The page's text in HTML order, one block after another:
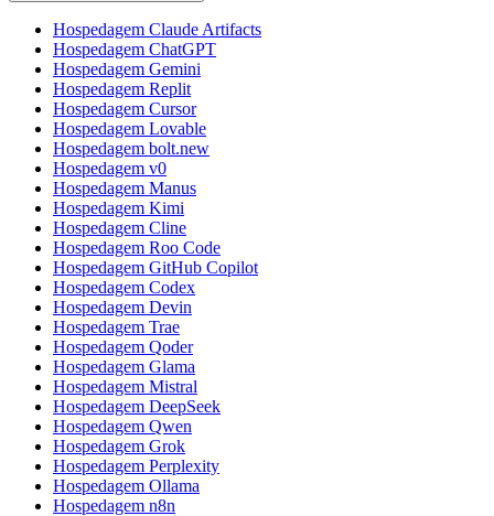
Hospedagem Claude Artifacts
Hospedagem ChatGPT
Hospedagem Gemini
Hospedagem Replit
Hospedagem Cursor
Hospedagem Lovable
Hospedagem bolt.new
Hospedagem v0
Hospedagem Manus
Hospedagem Kimi
Hospedagem Cline
Hospedagem Roo Code
Hospedagem GitHub Copilot
Hospedagem Codex
Hospedagem Devin
Hospedagem Trae
Hospedagem Qoder
Hospedagem Glama
Hospedagem Mistral
Hospedagem DeepSeek
Hospedagem Qwen
Hospedagem Grok
Hospedagem Perplexity
Hospedagem Ollama
Hospedagem n8n